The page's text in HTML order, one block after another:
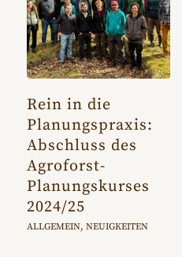
Rein in die
Planungspraxis:
Abschluss des
Agroforst-
Planungskurses
2024/25
ALLGEMEIN, NEUIGKEITEN